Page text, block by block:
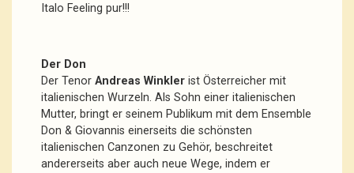
Italo Feeling pur!!!
Der Don
Der Tenor Andreas Winklerist Österreicher mit
italienischen Wurzeln. Als Sohn einer italienischen
Mutter, bringt er seinem Publikum mit dem Ensemble
Don & Giovannis einerseits die schönsten
italienischen Canzonen zu Gehör, beschreitet
andererseits aber auch neue Wege, indem er